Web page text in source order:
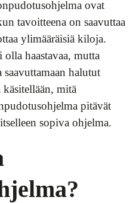
ovat
tavoitteena on saavuttaa
ylimääräisiä kiloja.
haastavaa, mutta
halutut
mitä
pitävät
sopiva ohjelma.